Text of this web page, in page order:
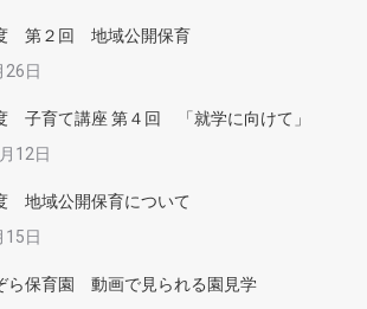
第２回 地域公開保育
26日
子育て講座 第４回 「就学に向けて」
12日
地域公開保育について
15日
ら保育園 動画で見られる園見学